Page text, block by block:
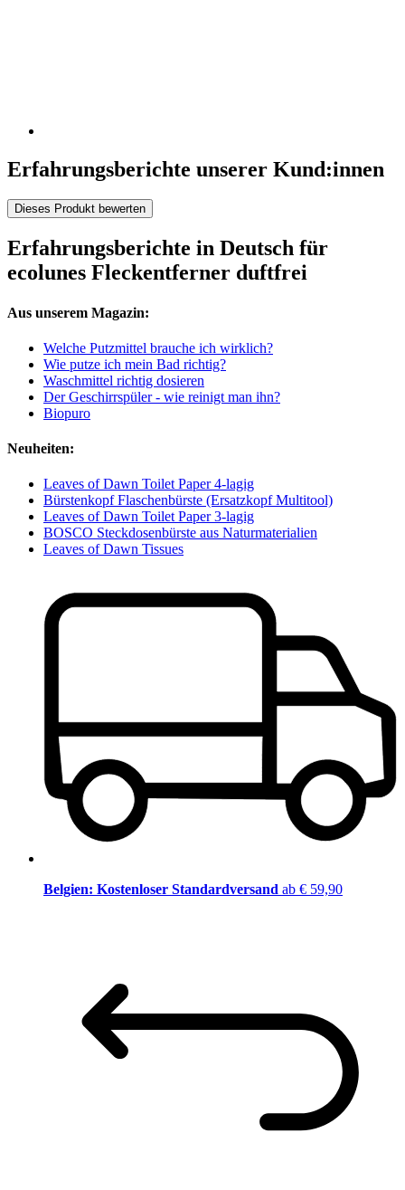
Erfahrungsberichte unserer Kund:innen
Dieses Produkt bewerten
Erfahrungsberichte in Deutsch für
ecolunes Fleckentferner duftfrei
Aus unserem Magazin:
Welche Putzmittel brauche ich wirklich?
Wie putze ich mein Bad richtig?
Waschmittel richtig dosieren
Der Geschirrspüler - wie reinigt man ihn?
Biopuro
Neuheiten:
Leaves of Dawn Toilet Paper 4-lagig
Bürstenkopf Flaschenbürste (Ersatzkopf Multitool)
Leaves of Dawn Toilet Paper 3-lagig
BOSCO Steckdosenbürste aus Naturmaterialien
Leaves of Dawn Tissues
Belgien: Kostenloser Standardversand ab € 59,90